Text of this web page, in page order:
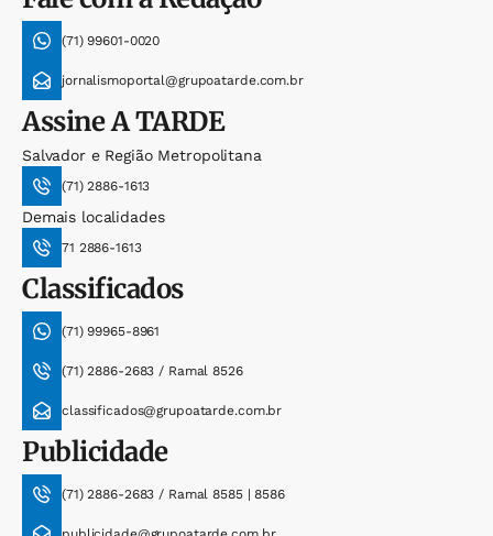
(71) 99601-0020
jornalismoportal@grupoatarde.com.br
AssineA TARDE
Salvador e Região Metropolitana
(71) 2886-1613
Demais localidades
71 2886-1613
Classificados
(71) 99965-8961
(71) 2886-2683 / Ramal 8526
classificados@grupoatarde.com.br
Publicidade
(71) 2886-2683 / Ramal 8585 | 8586